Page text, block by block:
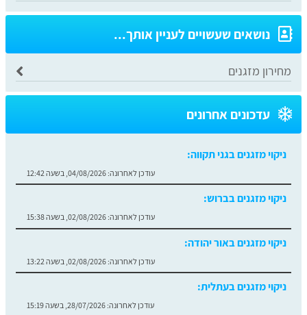
נושאים שעשויים לעניין אותך...
מחירון מזגנים
עדכונים אחרונים
ניקוי מזגנים בגני תקווה:
עודכן לאחרונה: 04/08/2026, בשעה 12:42
ניקוי מזגנים בברוש:
עודכן לאחרונה: 02/08/2026, בשעה 15:38
ניקוי מזגנים באור יהודה:
עודכן לאחרונה: 02/08/2026, בשעה 13:22
ניקוי מזגנים בעתלית:
עודכן לאחרונה: 28/07/2026, בשעה 15:19